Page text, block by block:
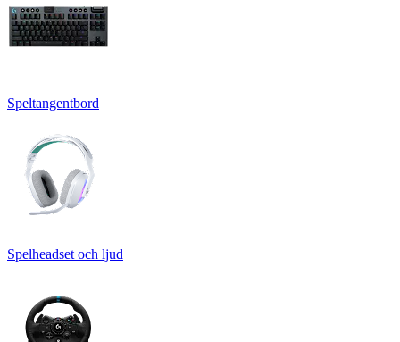
Speltangentbord
Spelheadset och ljud